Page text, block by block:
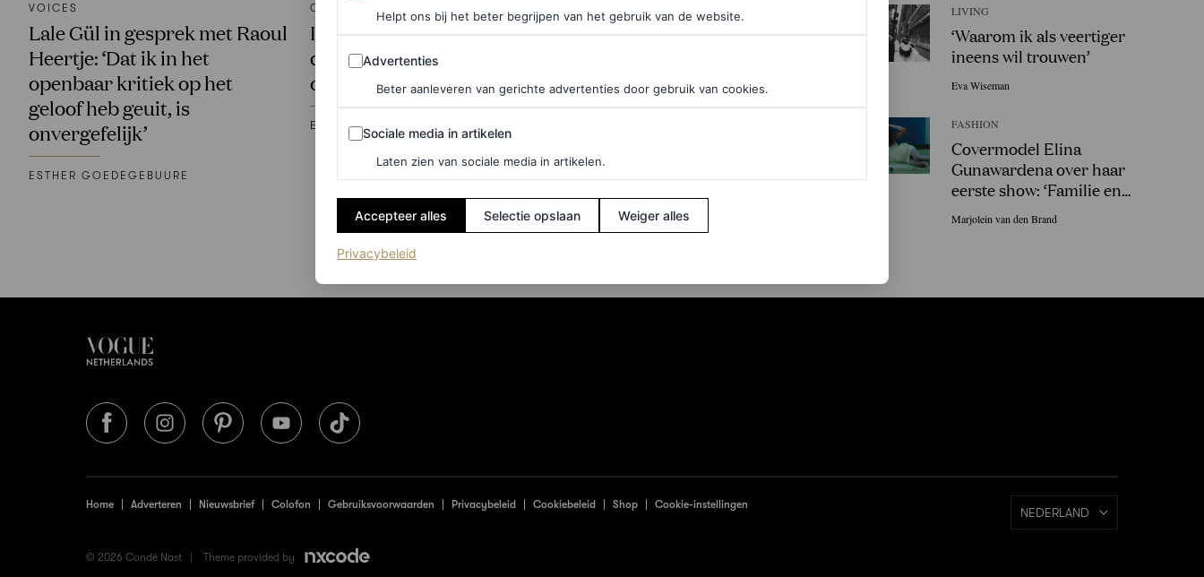
VOICES
Lale Gül in gesprek met Raoul
Heertje: ‘Dat ik in het
openbaar kritiek op het
geloof heb geuit, is
onvergefelijk’
ESTHER GOEDEGEBUURE
CULTUUR
In gesprek met Hedy
d’Ancona en Milou Deelen
over feminisme in deze tijd
ESTHER GOEDEGEBUURE
LIVING
‘Waarom ik als veertiger
ineens wil trouwen’
Eva Wiseman
FASHION
Covermodel Elina
Gunawardena over haar
eerste show: ‘Familie en
vrienden in Sri Lanka gingen
uit hun dak!’
Marjolein van den Brand
Home Adverteren Nieuwsbrief Colofon Gebruiksvoorwaarden Privacybeleid Cookiebeleid Shop Cookie-instellingen
NEDERLAND
© 2026 Condé Nast | Theme provided by
Helpt ons bij het beter begrijpen van het gebruik van de website.
Advertenties
Advertenties
Beter aanleveren van gerichte advertenties door gebruik van cookies.
Sociale media in artikelen
Sociale media in artikelen
Laten zien van sociale media in artikelen.
Accepteer alles Selectie opslaan Weiger alles
Privacybeleid